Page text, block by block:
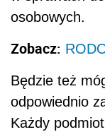
osobowych.
Zobacz:
Będzie też
odpowiednio
Każdy